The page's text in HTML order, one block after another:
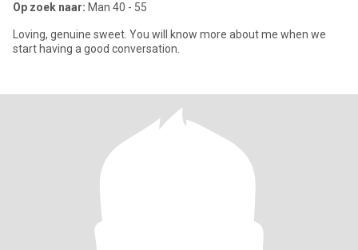
Op zoek naar: Man 40 - 55
Loving, genuine sweet. You will know more about me when we
start having a good conversation.